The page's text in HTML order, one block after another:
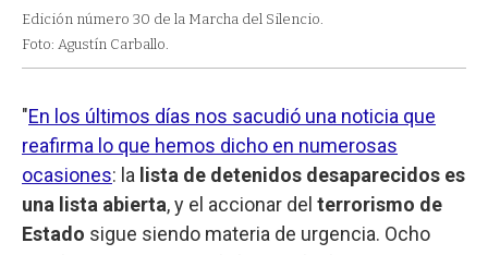
Edición número 30 de la Marcha del Silencio.
Foto: Agustín Carballo.
"En los últimos días nos sacudió una noticia que
reafirma lo que hemos dicho en numerosas
ocasiones: la lista de detenidos desaparecidos es
una lista abierta, y el accionar del terrorismo de
Estado sigue siendo materia de urgencia. Ocho